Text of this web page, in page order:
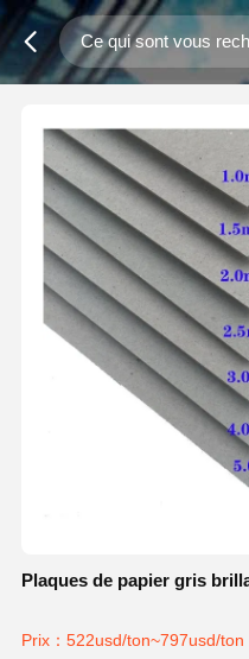
Plaques de papier gris
Prix：522usd/ton~797usd/ton